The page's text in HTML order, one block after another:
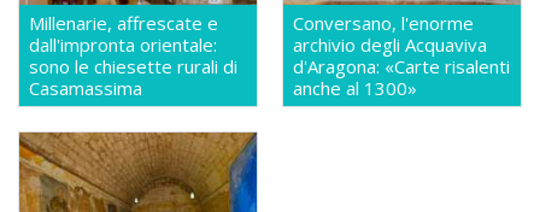
Millenarie, affrescate e
dall'impronta orientale:
sono le chiesette rurali di
Casamassima
Conversano, l'enorme
archivio degli Acquaviva
d'Aragona: «Carte risalenti
anche al 1300»